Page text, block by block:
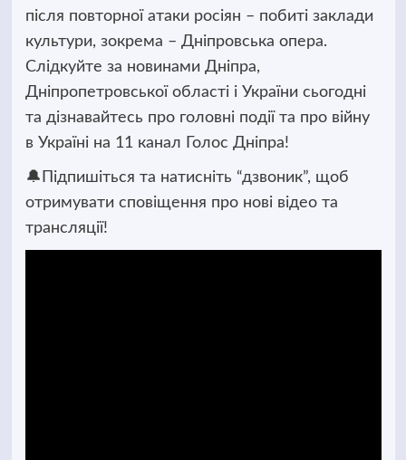
після повторної атаки росіян – побиті заклади
культури, зокрема – Дніпровська опера.
Слідкуйте за новинами Дніпра,
Дніпропетровської області і України сьогодні
та дізнавайтесь про головні події та про війну
в Україні на 11 канал Голос Дніпра!
🔔Підпишіться та натисніть “дзвоник”, щоб
отримувати сповіщення про нові відео та
трансляції!